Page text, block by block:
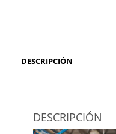
DESCRIPCIÓN
DESCRIPCIÓN